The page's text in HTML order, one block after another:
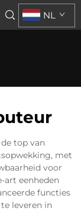
NL
top van
met
voor
art eenheden
functies
leveren in